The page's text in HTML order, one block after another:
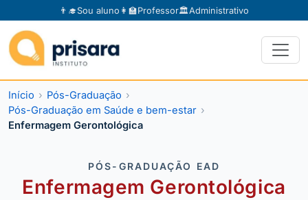
👨‍🎓Sou aluno 👩‍🏫Professor🏛️Administrativo
Início
Pós-Graduação
Pós-Graduação em Saúde e bem-estar
Enfermagem Gerontológica
PÓS-GRADUAÇÃO EAD
Enfermagem Gerontológica